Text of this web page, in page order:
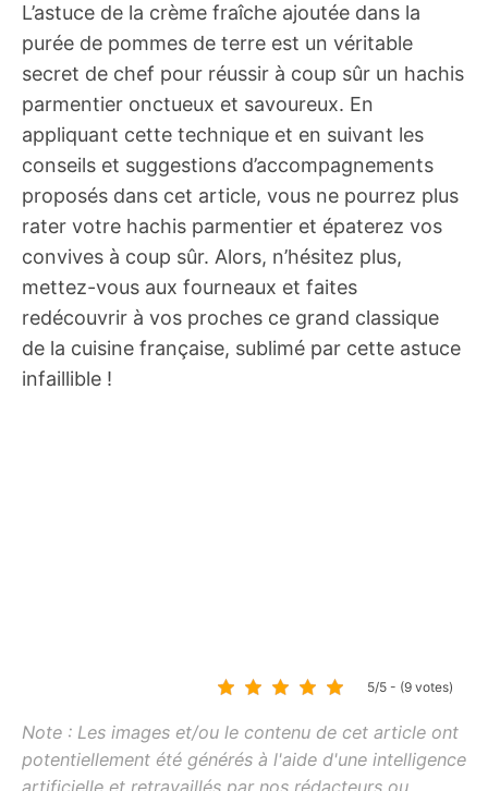
L’astuce de la crème fraîche ajoutée dans la
purée de pommes de terre est un véritable
secret de chef pour réussir à coup sûr un hachis
parmentier onctueux et savoureux. En
appliquant cette technique et en suivant les
conseils et suggestions d’accompagnements
proposés dans cet article, vous ne pourrez plus
rater votre hachis parmentier et épaterez vos
convives à coup sûr. Alors, n’hésitez plus,
mettez-vous aux fourneaux et faites
redécouvrir à vos proches ce grand classique
de la cuisine française, sublimé par cette astuce
infaillible !
5/5 - (9 votes)